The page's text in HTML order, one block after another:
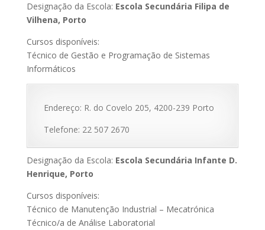
Designação da Escola: Escola Secundária Filipa de
Vilhena, Porto
Cursos disponíveis:
Técnico de Gestão e Programação de Sistemas
Informáticos
Endereço: R. do Covelo 205, 4200-239 Porto
Telefone: 22 507 2670
Designação da Escola: Escola Secundária Infante D.
Henrique, Porto
Cursos disponíveis:
Técnico de Manutenção Industrial – Mecatrónica
Técnico/a de Análise Laboratorial